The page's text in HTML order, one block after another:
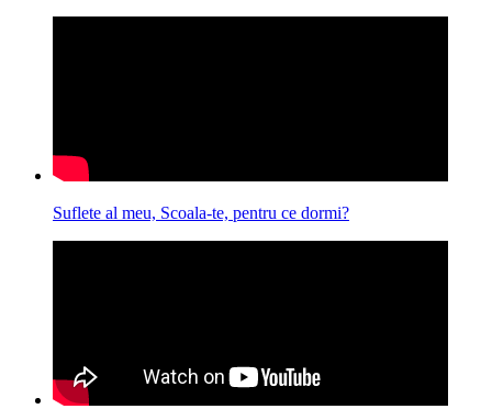
Suflete al meu, Scoala-te, pentru ce dormi?